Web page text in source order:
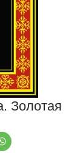
Золотая